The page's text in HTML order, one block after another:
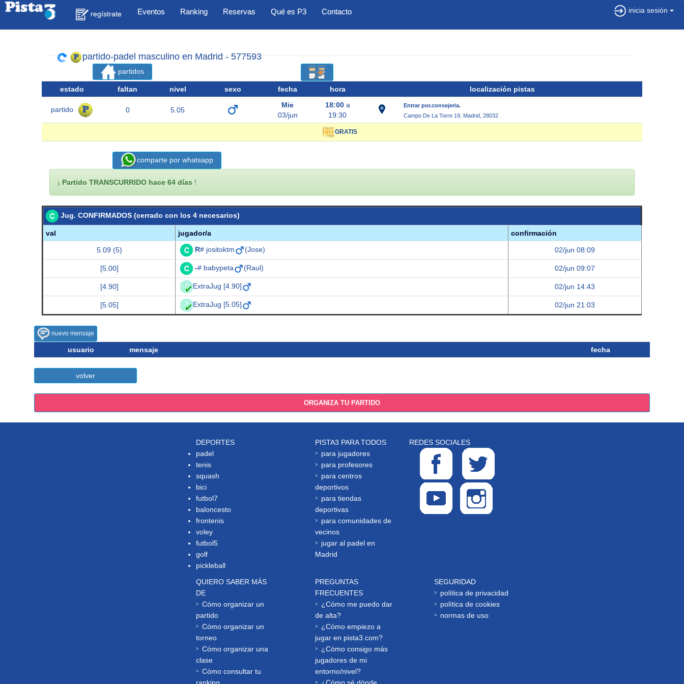
regístrate Eventos Ranking Reservas Qué es P3 Contacto inicia sesión
partido-padel masculino en Madrid - 577593
partidos
estado faltan nivel sexo fecha hora localización pistas
partido 0 5.05
Mie
03/jun
18:00a
19:30
Entrar por.consejeria.
Campo De La Torre 19, Madrid, 28032
GRATIS
comparte por whatsapp
¡ Partido TRANSCURRIDO hace 64 días !
Jug. CONFIRMADOS (cerrado con los 4 necesarios)
val jugador/a confirmación
5.09 (5) R# jositoktm (Jose) 02/jun 08:09
[5.00] -# babypeta (Raul) 02/jun 09:07
[4.90] ExtraJug [4.90] 02/jun 14:43
[5.05] ExtraJug [5.05] 02/jun 21:03
nuevo mensaje
usuario mensaje fecha
volver
ORGANIZA TU PARTIDO
DEPORTES
padel
tenis
squash
bici
futbol7
baloncesto
frontenis
voley
futbol5
golf
pickleball
PISTA3 PARA TODOS
para jugadores
para profesores
para centros
deportivos
para tiendas
deportivas
para comunidades de
vecinos
jugar al padel en
Madrid
REDES SOCIALES
QUIERO SABER MÁS
DE
Cómo organizar un
partido
Cómo organizar un
torneo
Cómo organizar una
clase
Cómo consultar tu
PREGUNTAS
FRECUENTES
¿Cómo me puedo dar
de alta?
¿Cómo empiezo a
jugar en pista3.com?
¿Cómo consigo más
jugadores de mi
entorno/nivel?
SEGURIDAD
política de privacidad
política de cookies
normas de uso